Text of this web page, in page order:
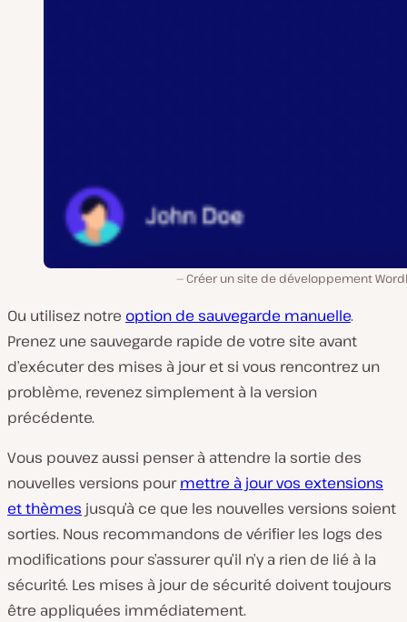
Créer un site de développement
Ou utilisez notre option de sauvegarde manuelle.
Prenez une sauvegarde rapide de votre site avant
d’exécuter des mises à jour et si vous rencontrez un
problème, revenez simplement à la version
précédente.
Vous pouvez aussi penser à attendre la sortie des
nouvelles versions pourmettre à jour vos extensions
et thèmes jusqu’à ce que les nouvelles versions soient
sorties. Nous recommandons de vérifier les logs des
modifications pour s’assurer qu’il n’y a rien de lié à la
sécurité. Les mises à jour de sécurité doivent toujours
être appliquées immédiatement.